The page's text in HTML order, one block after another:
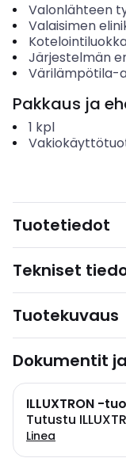
Valonlähteen
Valaisimen
Järjestelmän
Värilämpötila-
Pakkaus ja
1 kpl
Tuotetiedot
Tekniset
Tuotekuvaus
Dokumentit
ILLUXTRON -
Tutustu
Linea